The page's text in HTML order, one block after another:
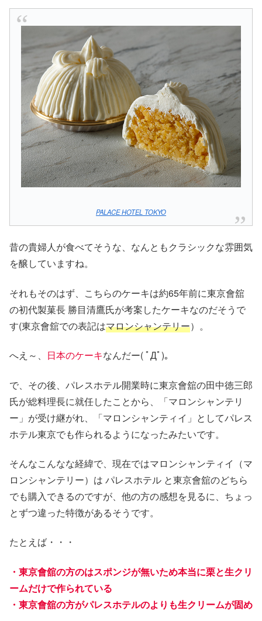
PALACE HOTEL TOKYO
昔の貴婦人が食べてそうな、なんともクラシックな雰囲気
を醸していますね。
それもそのはず、こちらのケーキは約65年前に東京會舘
の初代製菓⻑ 勝⽬清鷹氏が考案したケーキなのだそうで
す(東京會舘での表記はマロンシャンテリー）。
へえ～、 日本のケーキなんだー( ﾟДﾟ)。
で、その後、パレスホテル開業時に東京會舘の田中徳三郎
氏が総料理長に就任したことから、「マロンシャンテリ
ー」が受け継がれ、「マロンシャンティイ」としてパレス
ホテル東京でも作られるようになったみたいです。
そんなこんなな経緯で、現在ではマロンシャンティイ（マ
ロンシャンテリー）は パレスホテル と東京會舘のどちら
でも購入できるのですが、他の方の感想を見るに、ちょっ
とずつ違った特徴があるそうです。
たとえば・・・
・東京會舘の方のはスポンジが無いため本当に栗と生クリ
ームだけで作られている
・東京會舘の方がパレスホテルのよりも生クリームが固め